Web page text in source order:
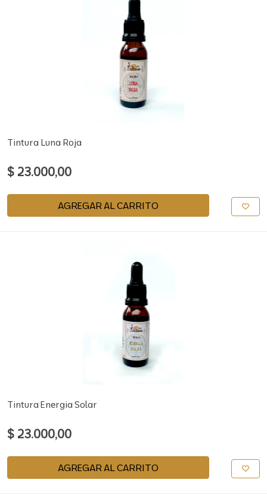
Tintura Luna Roja
$ 23.000,00
AGREGAR AL CARRITO
Tintura Energia Solar
$ 23.000,00
AGREGAR AL CARRITO